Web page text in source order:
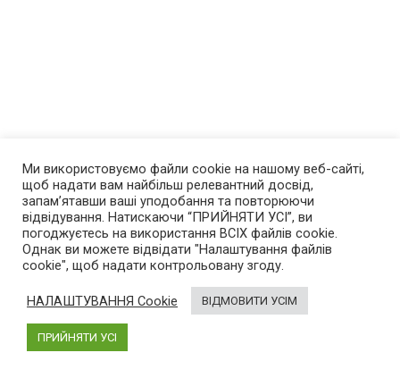
Ми використовуємо файли cookie на нашому веб-сайті,
щоб надати вам найбільш релевантний досвід,
запам’ятавши ваші уподобання та повторюючи
відвідування. Натискаючи “ПРИЙНЯТИ УСІ”, ви
погоджуєтесь на використання ВСІХ файлів cookie.
Однак ви можете відвідати "Налаштування файлів
cookie", щоб надати контрольовану згоду.
НАЛАШТУВАННЯ Cookie ВІДМОВИТИ УСІМ
ПРИЙНЯТИ УСІ